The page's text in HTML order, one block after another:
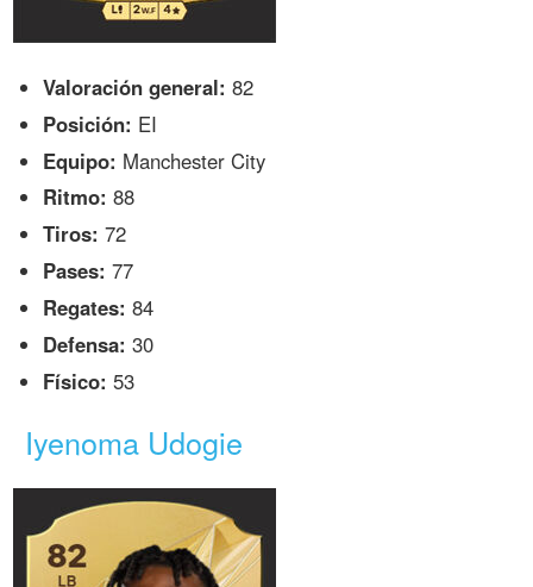
Valoración general: 82
Posición: EI
Equipo: Manchester City
Ritmo: 88
Tiros: 72
Pases: 77
Regates: 84
Defensa: 30
Físico: 53
Iyenoma Udogie